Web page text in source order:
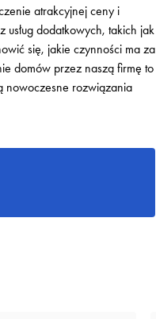
atrakcyjnej ceny i
usług dodatkowych, takich jak
się, jakie czynności ma za
domów przez naszą firmę to
nowoczesne rozwiązania